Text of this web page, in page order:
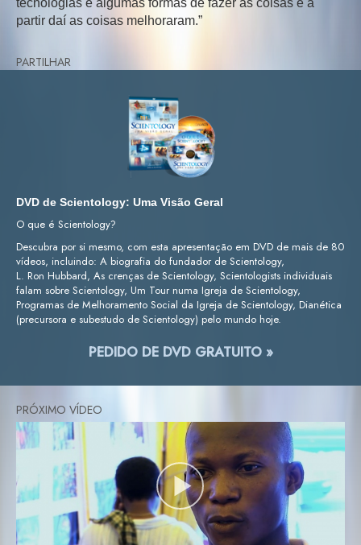
tecnologias e algumas formas de fazer as coisas e a
partir daí as coisas melhoraram.”
PARTILHAR
DVD de Scientology: Uma Visão Geral
O que é Scientology?
Descubra por si mesmo, com esta apresentação em DVD de mais de 80
vídeos, incluindo: A biografia do fundador de Scientology,
L. Ron Hubbard, As crenças de Scientology, Scientologists individuais
falam sobre Scientology, Um Tour numa Igreja de Scientology,
Programas de Melhoramento Social da Igreja de Scientology, Dianética
(precursora e subestudo de Scientology) pelo mundo hoje.
PEDIDO DE DVD GRATUITO »